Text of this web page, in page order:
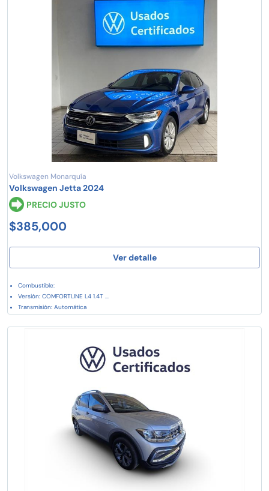
Volkswagen Monarquía
Volkswagen Jetta 2024
PRECIO JUSTO
$385,000
Ver detalle
Combustible:
Versión: COMFORTLINE L4 1.4T ...
Transmisión: Automática